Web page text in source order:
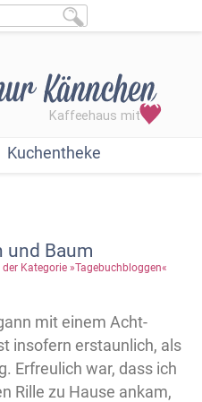
Kuchentheke
und Baum
der Kategorie »Tagebuchbloggen«
mit einem Acht-
insofern erstaunlich, als
Erfreulich war, dass ich
Rille zu Hause ankam,